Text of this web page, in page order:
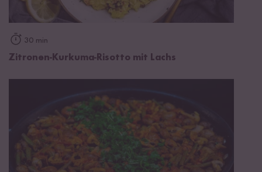
30 min
Zitronen-Kurkuma-Risotto mit Lachs